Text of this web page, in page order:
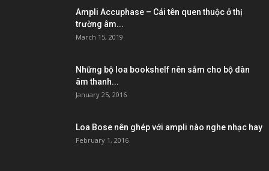
Ampli Accuphase – Cái tên quen thuộc ở thị
trường âm...
March 15, 2019
Những bộ loa bookshelf nên sắm cho bộ dàn
âm thanh...
January 25, 2016
Loa Bose nên ghép với ampli nào nghe nhạc hay
February 1, 2016